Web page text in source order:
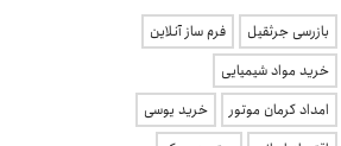
بازرسی جرثقیل
فرم ساز آنلاین
خرید مواد شیمیایی
امداد کرمان موتور
خرید یوسی